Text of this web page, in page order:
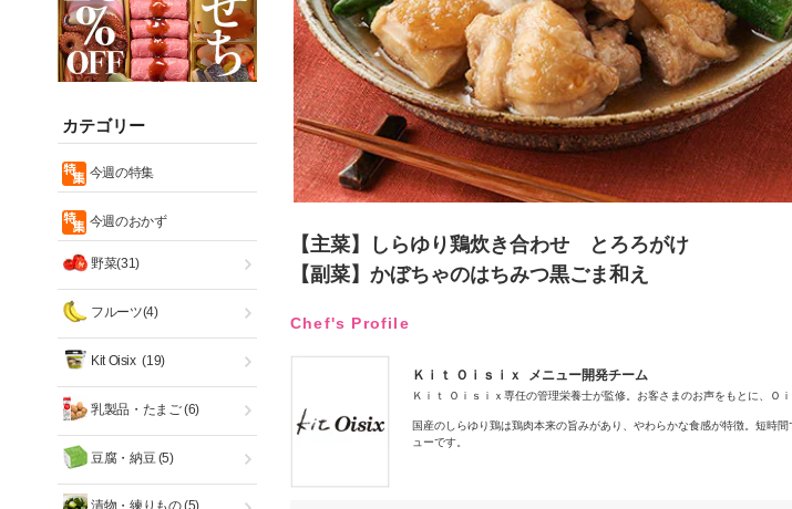
【主菜】しらゆり鶏炊き合わせ とろろがけ
【副菜】かぼちゃのはちみつ黒ごま和え
Chef's Profile
Ｋｉｔ Ｏｉｓｉｘ メニュー開発チーム
Ｋｉｔ Ｏｉｓｉｘ専任の管理栄養士が監修。お客さまのお声をもとに、Ｏ
国産のしらゆり鶏は鶏肉本来の旨みがあり、やわらかな食感が特徴。短時
ューです。
カテゴリー
今週の特集
今週のおかず
野菜(31)
フルーツ(4)
Kit Oisix (19)
乳製品・たまご(6)
豆腐・納豆(5)
漬物・練りもの(5)